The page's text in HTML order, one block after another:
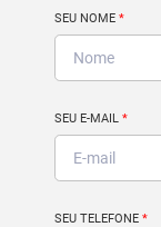
SEU NOME *
SEU E-MAIL *
SEU TELEFONE *